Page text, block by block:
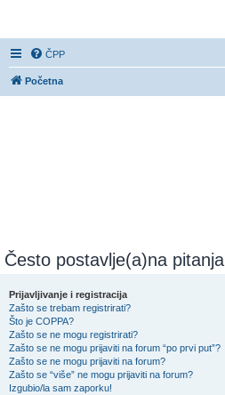
ČPP
Početna
Često postavlje(a)na pitanja
Prijavljivanje i registracija
Zašto se trebam registrirati?
Što je COPPA?
Zašto se ne mogu registrirati?
Zašto se ne mogu prijaviti na forum “po prvi put”?
Zašto se ne mogu prijaviti na forum?
Zašto se “više” ne mogu prijaviti na forum?
Izgubio/la sam zaporku!